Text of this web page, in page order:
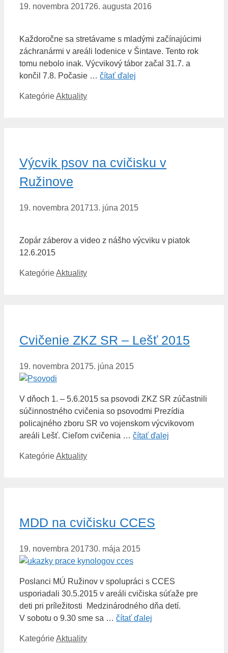
19. novembra 201726. augusta 2016
Každoročne sa stretávame s mladými začínajúcimi
záchranármi v areáli lodenice v Šintave. Tento rok
tomu nebolo inak. Výcvikový tábor začal 31.7. a
končil 7.8. Počasie … čítať ďalej
KategórieAktuality
Výcvik psov na cvičisku v
Ružinove
19. novembra 201713. júna 2015
Zopár záberov a video z nášho výcviku v piatok
12.6.2015
KategórieAktuality
Cvičenie ZKZ SR – Lešť 2015
19. novembra 20175. júna 2015
V dňoch 1. – 5.6.2015 sa psovodi ZKZ SR zúčastnili
súčinnostného cvičenia so psovodmi Prezídia
policajného zboru SR vo vojenskom výcvikovom
areáli Lešť. Cieľom cvičenia … čítať ďalej
KategórieAktuality
MDD na cvičisku CCES
19. novembra 201730. mája 2015
Poslanci MÚ Ružinov v spolupráci s CCES
usporiadali 30.5.2015 v areáli cvičiska súťaže pre
deti pri príležitosti Medzinárodného dňa detí.
V sobotu o 9.30 sme sa … čítať ďalej
KategórieAktuality